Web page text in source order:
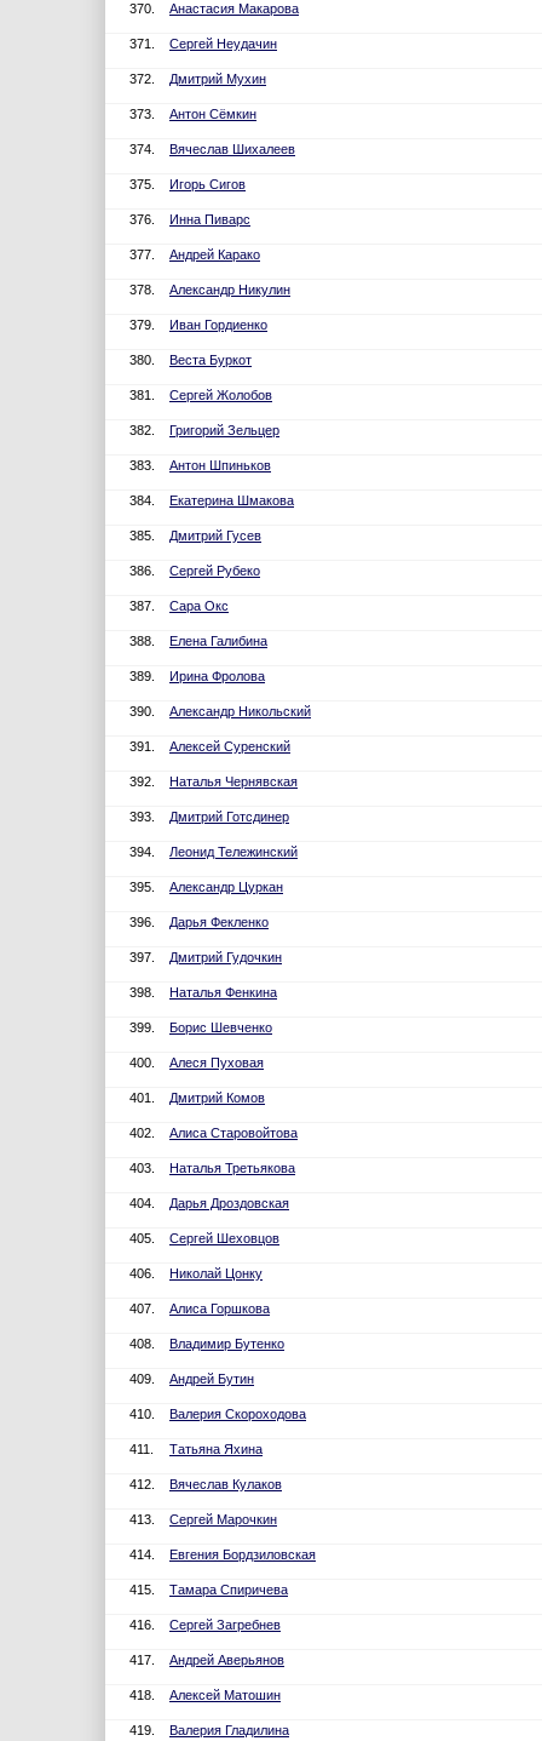
370. Анастасия Макарова
371. Сергей Неудачин
372. Дмитрий Мухин
373. Антон Сёмкин
374. Вячеслав Шихалеев
375. Игорь Сигов
376. Инна Пиварс
377. Андрей Карако
378. Александр Никулин
379. Иван Гордиенко
380. Веста Буркот
381. Сергей Жолобов
382. Григорий Зельцер
383. Антон Шпиньков
384. Екатерина Шмакова
385. Дмитрий Гусев
386. Сергей Рубеко
387. Сара Окс
388. Елена Галибина
389. Ирина Фролова
390. Александр Никольский
391. Алексей Суренский
392. Наталья Чернявская
393. Дмитрий Готсдинер
394. Леонид Тележинский
395. Александр Цуркан
396. Дарья Фекленко
397. Дмитрий Гудочкин
398. Наталья Фенкина
399. Борис Шевченко
400. Алеся Пуховая
401. Дмитрий Комов
402. Алиса Старовойтова
403. Наталья Третьякова
404. Дарья Дроздовская
405. Сергей Шеховцов
406. Николай Цонку
407. Алиса Горшкова
408. Владимир Бутенко
409. Андрей Бутин
410. Валерия Скороходова
411. Татьяна Яхина
412. Вячеслав Кулаков
413. Сергей Марочкин
414. Евгения Бордзиловская
415. Тамара Спиричева
416. Сергей Загребнев
417. Андрей Аверьянов
418. Алексей Матошин
419. Валерия Гладилина